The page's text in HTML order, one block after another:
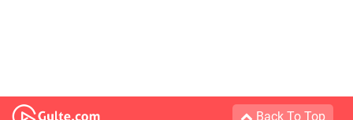
Back To Top